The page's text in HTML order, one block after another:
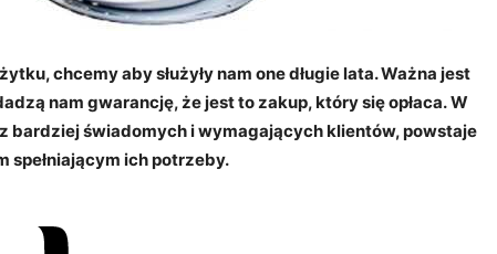
chcemy aby służyły nam one długie lata. Ważna jest
nam gwarancję, że jest to zakup, który się opłaca. W
bardziej świadomych i wymagających klientów, powstaje
spełniającym ich potrzeby.